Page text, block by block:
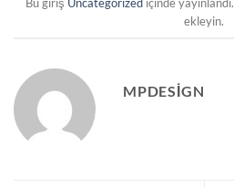
ekleyin.
MPDESIGN